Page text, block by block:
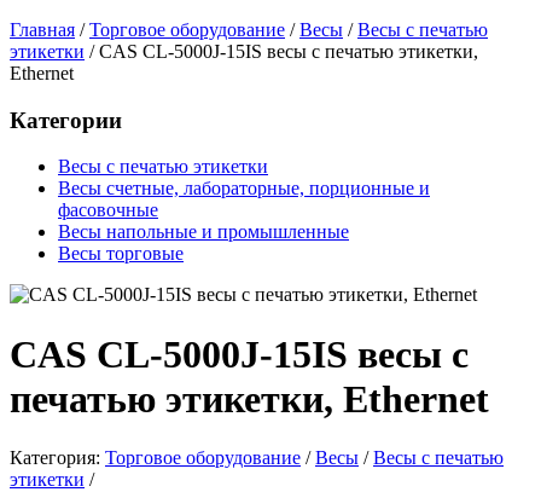
Главная / Торговое оборудование / Весы / Весы с печатью
этикетки / CAS CL-5000J-15IS весы с печатью этикетки,
Ethernet
Категории
Весы с печатью этикетки
Весы счетные, лабораторные, порционные и
фасовочные
Весы напольные и промышленные
Весы торговые
CAS CL-5000J-15IS весы с
печатью этикетки, Ethernet
Категория: Торговое оборудование / Весы / Весы с печатью
этикетки /